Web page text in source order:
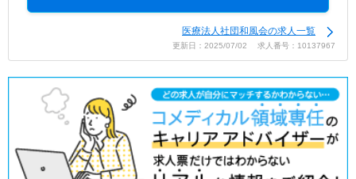
医療法人社団和風会の求人一覧
更新日：2025/07/02 求人番号：10137967